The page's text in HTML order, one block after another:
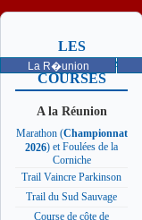
La R�union
LES
PROCHAINES
COURSES
A la Réunion
Marathon (Championnat
2026) et Foulées de la
Corniche
Trail Vaincre Parkinson
Trail du Sud Sauvage
Course de côte de